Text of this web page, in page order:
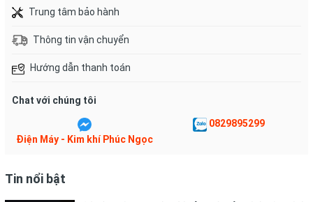
Ngăn lạnh
- Dung tích:228 lít.
- Tủ lạnh được trang bị nhiều ngăn kệ bên trong tủ và cửa tủ
của ngăn lạnh làngăn rau củ giữ ẩm
giúp rau củ nhận được
đầy đủ độ ẩm phù hợp, tươi ngon và mọng nước trong suốt
Ngăn đá
Trung tâm bảo hành
Thông tin vận chuyển
Hướng dẫn thanh toán
Chat với chúng tôi
Điện Máy - Kim khí Phúc Ngọc
0829895299
Tin nổi bật